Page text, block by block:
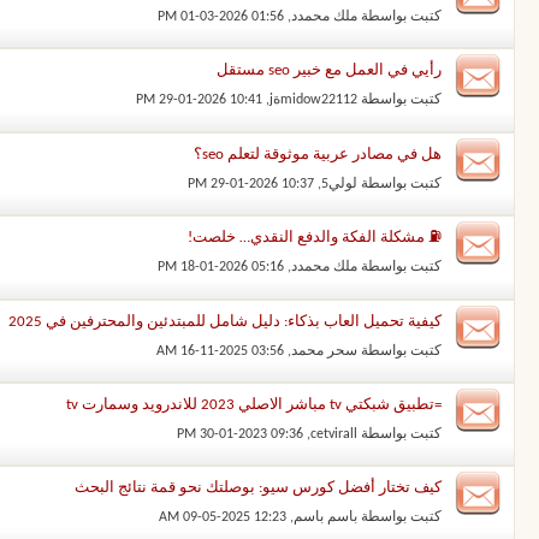
كتبت بواسطة ملك محمدد‏, 01-03-2026 01:56 PM
رأيي في العمل مع خبير seo مستقل
كتبت بواسطة midow22112ةj ‏, 29-01-2026 10:41 PM
هل في مصادر عربية موثوقة لتعلم seo؟
كتبت بواسطة لولي5 ‏, 29-01-2026 10:37 PM
⛽ مشكلة الفكة والدفع النقدي… خلصت!
كتبت بواسطة ملك محمدد‏, 18-01-2026 05:16 PM
كيفية تحميل العاب بذكاء: دليل شامل للمبتدئين والمحترفين في 2025
كتبت بواسطة سحر محمد‏, 16-11-2025 03:56 AM
=تطبيق شبكتي tv مباشر الاصلي 2023 للاندرويد وسمارت tv
كتبت بواسطة cetvirall
‏, 30-01-2023 09:36 PM
كيف تختار أفضل كورس سيو: بوصلتك نحو قمة نتائج البحث
كتبت بواسطة باسم باسم‏, 09-05-2025 12:23 AM